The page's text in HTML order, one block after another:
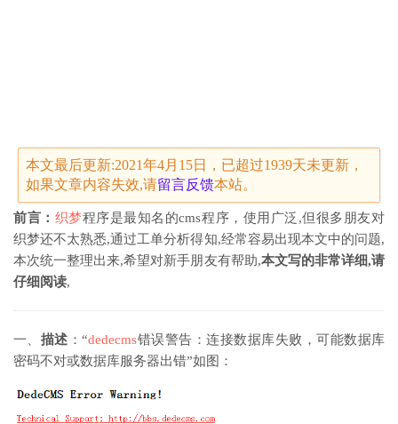
本文最后更新:2021年4月15日，已超过1939天未更新，
如果文章内容失效,请留言反馈本站。
前言： 织梦程序是最知名的cms程序，使用广泛,但很多朋友对
织梦还不太熟悉,通过工单分析得知,经常容易出现本文中的问题,
本次统一整理出来,希望对新手朋友有帮助,本文写的非常详细,请
仔细阅读,
一、 描述 ：“dedecms错误警告：连接数据库失败，可能数据库
密码不对或数据库服务器出错”如图：